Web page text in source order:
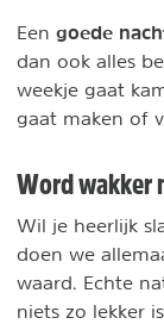
Een goede
dan ook alles
weekje gaat
gaat maken of
Word wakker
Wil je heerlijk
doen we
waard. Echte
niets zo lekker